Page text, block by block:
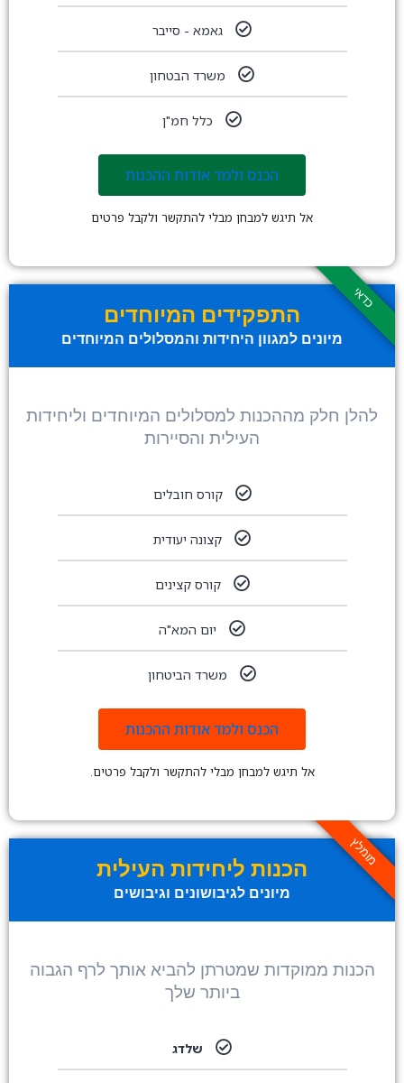
גאמא - סייבר
משרד הבטחון
כלל חמ"ן
הכנס ולמד אודות ההכנות
אל תיגש למבחן מבלי להתקשר ולקבל פרטים
כדאי
התפקידים המיוחדים
מיונים למגוון היחידות והמסלולים המיוחדים
להלן חלק מההכנות למסלולים המיוחדים וליחידות
העילית והסיירות
קורס חובלים
קצונה יעודית
קורס קצינים
יום המא"ה
משרד הביטחון
הכנס ולמד אודות ההכנות
אל תיגש למבחן מבלי להתקשר ולקבל פרטים.
מומלץ
הכנות ליחידות העילית
מיונים לגיבושונים וגיבושים
הכנות ממוקדות שמטרתן להביא אותך לרף הגבוה
ביותר שלך
שלדג